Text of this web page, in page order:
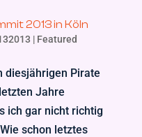
2013 in Köln
| Featured
diesjährigen Pirate
Jahre
ich gar nicht richtig
schon letztes